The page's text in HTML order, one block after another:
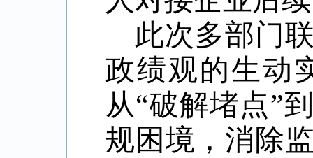
此次多部门
政绩观的生动
从“破解堵点”
规困境，消除